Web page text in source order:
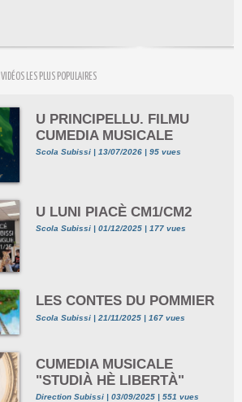
VIDÉOS LES PLUS POPULAIRES
U PRINCIPELLU. FILMU
CUMEDIA MUSICALE
Scola Subissi | 13/07/2026 | 95 vues
U LUNI PIACÈ CM1/CM2
Scola Subissi | 01/12/2025 | 177 vues
LES CONTES DU POMMIER
Scola Subissi | 21/11/2025 | 167 vues
CUMEDIA MUSICALE
"STUDIÀ HÈ LIBERTÀ"
Direction Subissi | 03/09/2025 | 551 vues